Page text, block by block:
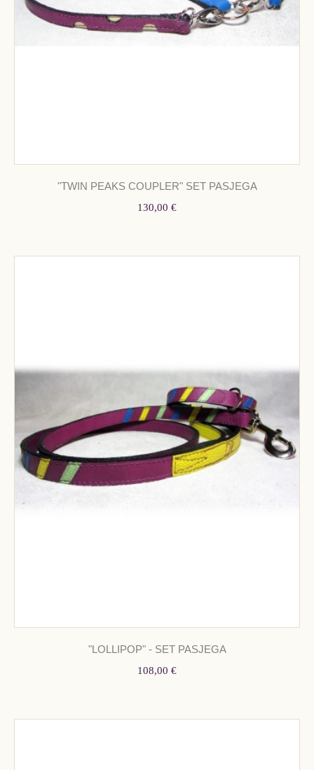
"TWIN PEAKS COUPLER" SET PASJEGA
130,00 €
"LOLLIPOP" - SET PASJEGA
108,00 €